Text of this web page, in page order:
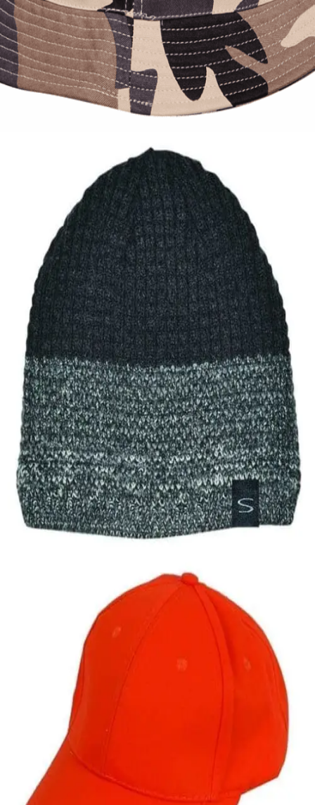
Quick View
Εξαντλημένο
ΑΝΔΡΙΚΑ ΚΑΠΕΛΑ
Κώνος καμουφλάζ Stamion
8,00
Quick View
Εξαντλημένο
ΑΝΔΡΙΚΑ ΣΚΟΥΦΙΑ
Ανδρικό σκουφί με ισοθερμική επένδυση Stamion
7,00€